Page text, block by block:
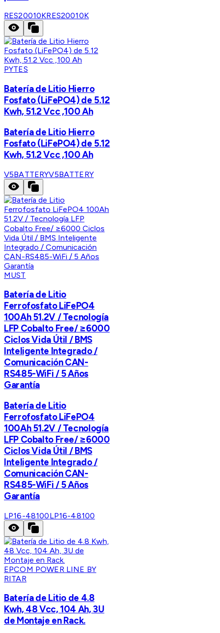
RES20010KRES20010K
PYTES
Batería de Litio Hierro
Fosfato (LiFePO4) de 5.12
Kwh, 51.2 Vcc ,100 Ah
Batería de Litio Hierro
Fosfato (LiFePO4) de 5.12
Kwh, 51.2 Vcc ,100 Ah
V5BATTERYV5BATTERY
MUST
Batería de Litio
Ferrofosfato LiFePO4
100Ah 51.2V / Tecnología
LFP Cobalto Free/ ≥6000
Ciclos Vida Útil / BMS
Inteligente Integrado /
Comunicación CAN-
RS485-WiFi / 5 Años
Garantía
Batería de Litio
Ferrofosfato LiFePO4
100Ah 51.2V / Tecnología
LFP Cobalto Free/ ≥6000
Ciclos Vida Útil / BMS
Inteligente Integrado /
Comunicación CAN-
RS485-WiFi / 5 Años
Garantía
LP16-48100LP16-48100
EPCOM POWER LINE BY
RITAR
Batería de Litio de 4.8
Kwh, 48 Vcc, 104 Ah, 3U
de Montaje en Rack.